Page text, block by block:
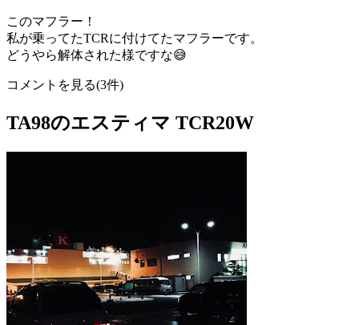
このマフラー！
私が乗ってたTCRに付けてたマフラーです。
どうやら解体された様ですな😅
コメントを見る(3件)
TA98のエスティマ TCR20W